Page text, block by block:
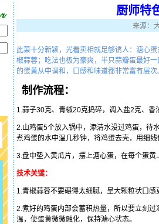
厨师特
来源：
此菜十分新颖，光看卖相就足够诱人：溏心
椒蒜蓉；吃法也极为豪爽，半只蒜瓣蛋最好
的蛋黄从中调和，口感和味道都非常富有层次
制作流程：
1.蒜子30克、青椒20克捣碎，调入盐2克、香
2.山鸡蛋5个放入锅中，添清水没过鸡蛋，待
煮鸡蛋的水中温几秒钟，将鸡蛋去壳，用细
3.盘中垫入黄瓜片，摆上溏心蛋，在每个蛋
技术关键：
1.青椒蒜蓉不要碾得太细腻，呈大颗粒状口感
2.煮好的鸡蛋内部会蓄积热量，所以要立刻
温，使蛋黄微微融化，保持溏心状态。